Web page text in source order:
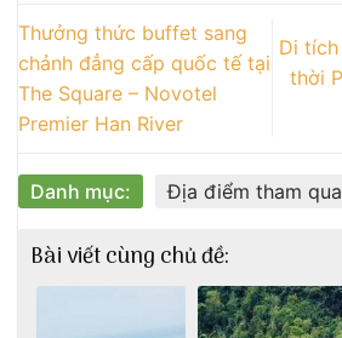
Thưởng thức buffet sang
chảnh đẳng cấp quốc tế tại
The Square – Novotel
Premier Han River
Di
thời
Danh mục: Địa điểm tham
Bài viết cùng chủ đề: